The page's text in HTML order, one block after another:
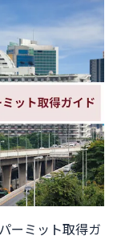
ーミット取得ガ